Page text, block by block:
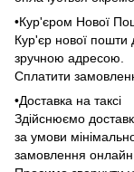
•Кур'єром Нової
Кур'єр нової
зручною адресою.
Сплатити
•Доставка на таксі
Здійснюємо
за умови
замовлення